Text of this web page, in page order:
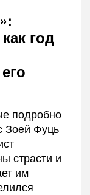
год
подробно
Зоей Фуць
страсти и
им